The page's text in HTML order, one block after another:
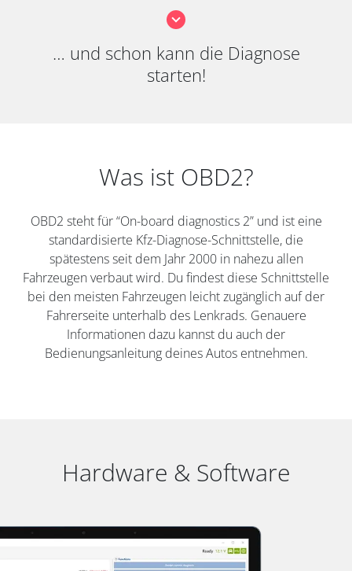
… und schon kann die Diagnose
starten!
Was ist OBD2?
OBD2 steht für “On-board diagnostics 2” und ist eine
standardisierte Kfz-Diagnose-Schnittstelle, die
spätestens seit dem Jahr 2000 in nahezu allen
Fahrzeugen verbaut wird. Du findest diese Schnittstelle
bei den meisten Fahrzeugen leicht zugänglich auf der
Fahrerseite unterhalb des Lenkrads. Genauere
Informationen dazu kannst du auch der
Bedienungsanleitung deines Autos entnehmen.
Hardware & Software